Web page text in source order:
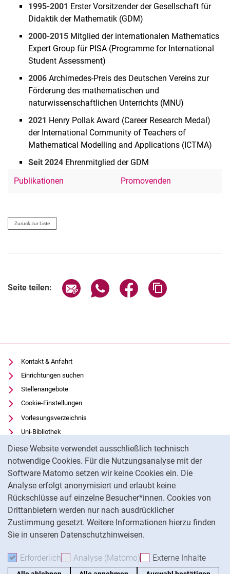
Diese Website verwendet ausschließlich technisch
notwendige Cookies. Für die Nutzungsanalyse mit der
Software Matomo setzen wir keine Cookies ein. Die
Analyse erfolgt anonymisiert und erlaubt keine
Rückschlüsse auf einzelne Besucher*innen. Cookies von
Drittanbietern werden nur nach ausdrücklicher
Zustimmung gesetzt. Weitere Informationen hierzu finden
Sie in unseren Datenschutzhinweisen.
Erforderlich Erforderliche Cookies akzeptieren
Analyse (Matomo) Analyse-Cookies
Externe Inhalte
1995-2001 Erster Vorsitzender der Gesellschaft für
Didaktik der Mathematik (GDM)
2000-2015 Mitglied der internationalen Mathematics
Expert Group für PISA (Programme for International
Student Assessment)
2006 Archimedes-Preis des Deutschen Vereins zur
Förderung des mathematischen und
naturwissenschaftlichen Unterrichts (MNU)
2021 Henry Pollak Award (Career Research Medal)
der International Community of Teachers of
Mathematical Modelling and Applications (ICTMA)
Seit 2024 Ehrenmitglied der GDM
Publikationen
Promovenden
Zurück zur Liste
Seite teilen: Seite über E-Mail teilen
Seite über WhatsApp teilen
Seite über Facebook
Kontakt & Anfahrt
Einrichtungen suchen
Stellenangebote
Cookie-Einstellungen
Vorlesungsverzeichnis
Uni-Bibliothek
Moodle
Panopto
Datenschutz
Barrierefreiheit
Transparenter KI-Einsatz